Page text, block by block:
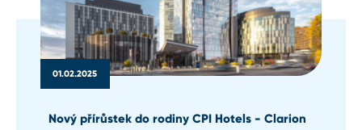
01.02.2025
Nový přírůstek do rodiny CPI Hotels - Clarion